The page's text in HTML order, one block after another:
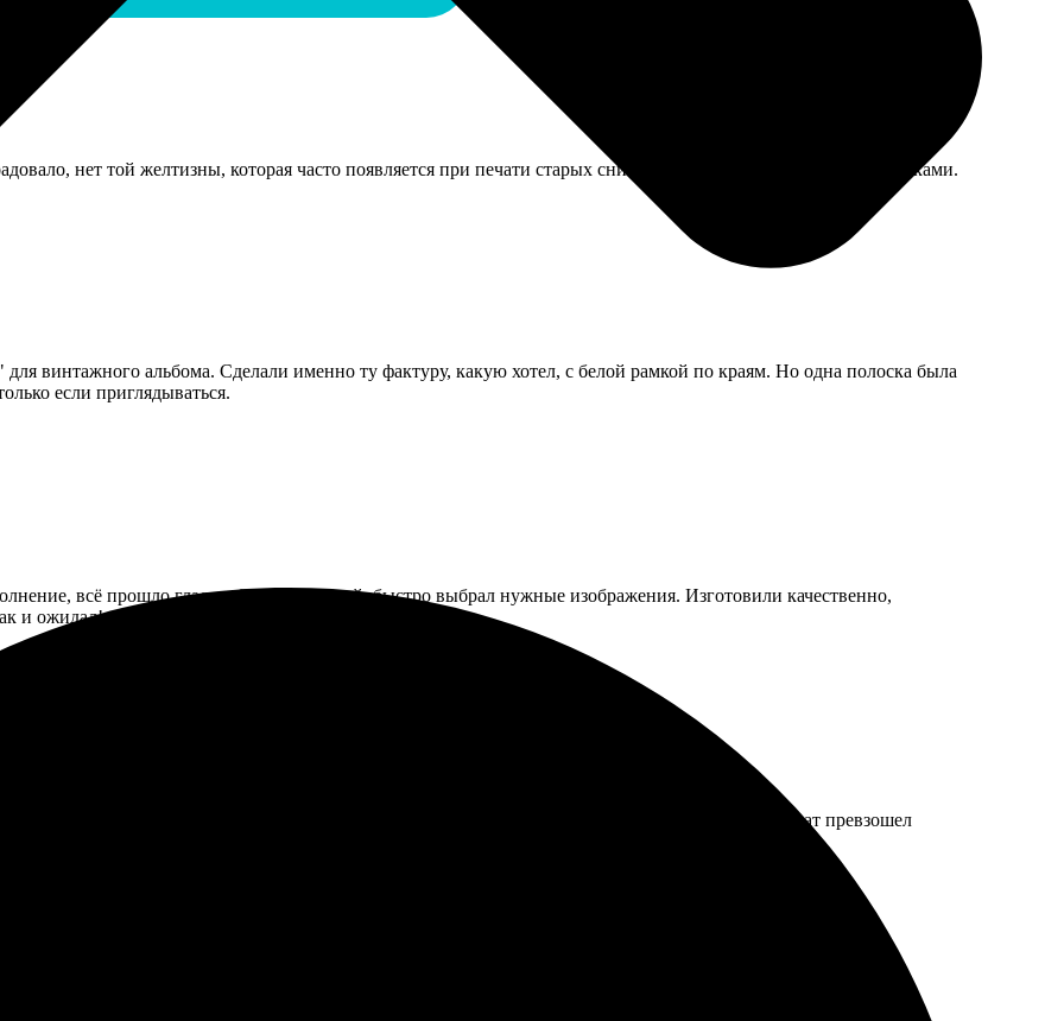
нет той желтизны, которая часто появляется при печати старых снимков, чувствуется работа с настройками.
винтажного альбома. Сделали именно ту фактуру, какую хотел, с белой рамкой по краям. Но одна полоска была
если приглядываться.
всё прошло гладко. Сайт понятный, быстро выбрал нужные изображения. Изготовили качественно,
и ожидал!
мозаику, процесс был простым и интуитивно понятным. Качество на высшем уровне, результат превзошел